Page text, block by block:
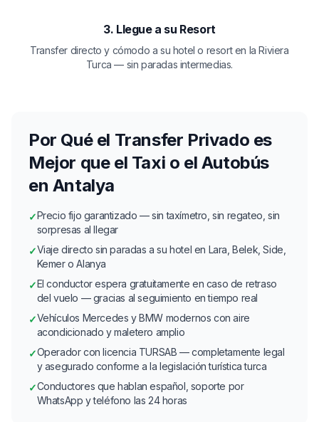
3. Llegue a su Resort
Transfer directo y cómodo a su hotel o resort en la Riviera
Turca — sin paradas intermedias.
Por Qué el Transfer Privado es
Mejor que el Taxi o el Autobús
en Antalya
✓Precio fijo garantizado — sin taxímetro, sin regateo, sin
sorpresas al llegar
✓Viaje directo sin paradas a su hotel en Lara, Belek, Side,
Kemer o Alanya
✓El conductor espera gratuitamente en caso de retraso
del vuelo — gracias al seguimiento en tiempo real
✓Vehículos Mercedes y BMW modernos con aire
acondicionado y maletero amplio
✓Operador con licencia TURSAB — completamente legal
y asegurado conforme a la legislación turística turca
✓Conductores que hablan español, soporte por
WhatsApp y teléfono las 24 horas